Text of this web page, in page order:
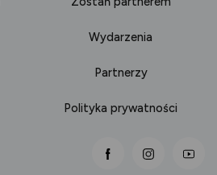
Wydarzenia
Partnerzy
Polityka prywatności
link otwiera się
link